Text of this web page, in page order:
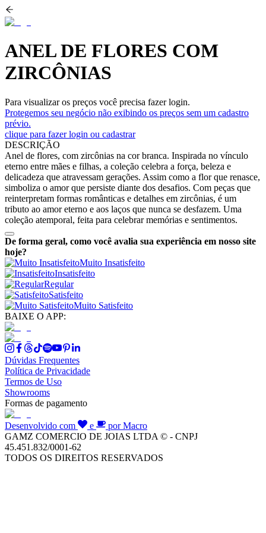
ANEL DE FLORES COM
ZIRCÔNIAS
Para visualizar os preços você precisa fazer login.
Protegemos seu negócio não exibindo os preços sem um cadastro
prévio.
clique para fazer login ou cadastrar
DESCRIÇÃO
Anel de flores, com zircônias na cor branca. Inspirada no vínculo
eterno entre mães e filhas, a coleção celebra a força, beleza e
delicadeza que atravessam gerações. Assim como a flor que renasce,
simboliza o amor que persiste diante dos desafios. Com peças que
reinterpretam formas românticas e detalhes em zircônias, é um
tributo ao amor eterno e aos laços que nunca se desfazem. Uma
coleção atemporal, feita para celebrar memórias e sentimentos.
De forma geral, como você avalia sua experiência em nosso site
hoje?
Muito Insatisfeito
Insatisfeito
Regular
Satisfeito
Muito Satisfeito
BAIXE O APP:
Dúvidas Frequentes
Política de Privacidade
Termos de Uso
Showrooms
Formas de pagamento
Desenvolvido com e
por Macro
GAMZ COMERCIO DE JOIAS LTDA © - CNPJ
45.451.832/0001-62
TODOS OS DIREITOS RESERVADOS